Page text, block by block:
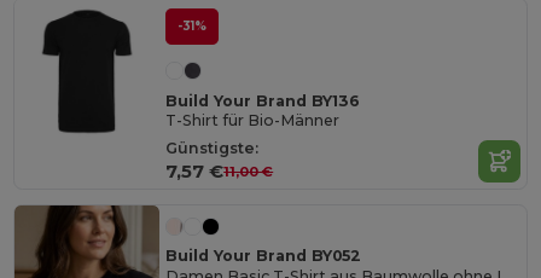
-31%
Build Your Brand BY136
T-Shirt für Bio-Männer
Günstigste:
7,57 €11,00 €
Build Your Brand BY052